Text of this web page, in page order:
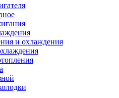
и охлаждения